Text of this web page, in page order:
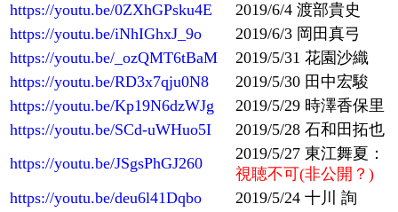
https://youtu.be/0ZXhGPsku4E
2019/6/4 渡部貴史
https://youtu.be/iNhIGhxJ_9o
2019/6/3 岡田真弓
https://youtu.be/_ozQMT6tBaM
2019/5/31 花園沙織
https://youtu.be/RD3x7qju0N8
2019/5/30 田中宏駿
https://youtu.be/Kp19N6dzWJg
2019/5/29 時澤香保里
https://youtu.be/SCd-uWHuo5I
2019/5/28 石和田拓也
https://youtu.be/JSgsPhGJ260
2019/5/27 東江舞夏：
視聴不可(非公開？)
https://youtu.be/deu6l41Dqbo
2019/5/24 十川 詢